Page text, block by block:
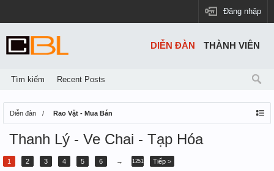
Đăng nhập
Diễn đàn Rao Vặt - Mua Bán
Thanh Lý - Ve Chai - Tạp Hóa
1 2 3 4 5 6 → 1251 Tiếp >
DIỄN ĐÀN
Tìm kiếm Recent Posts
THÀNH VIÊN